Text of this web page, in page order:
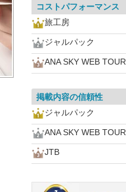
コストパフォーマンス
旅工房
ジャルパック
ANA SKY WEB TOUR
掲載内容の信頼性
ジャルパック
ANA SKY WEB TOUR
JTB